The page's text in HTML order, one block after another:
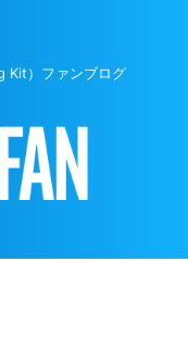
）ファンブログ